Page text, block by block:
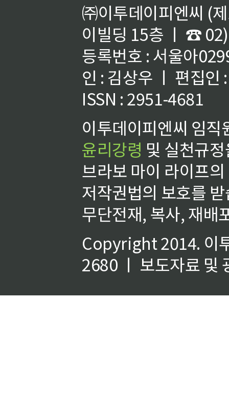
㈜이투데이피엔씨 (
이빌딩 15층 ㅣ ☎
등록번호 : 서울아
인 : 김상우 ㅣ 편집인
ISSN : 2951-4681
이투데이피엔씨 임
윤리강령 및 실천규
브라보 마이 라이프
저작권법의 보호를
무단전재, 복사, 재배
Copyright 2014. 이
2680 ㅣ 보도자료